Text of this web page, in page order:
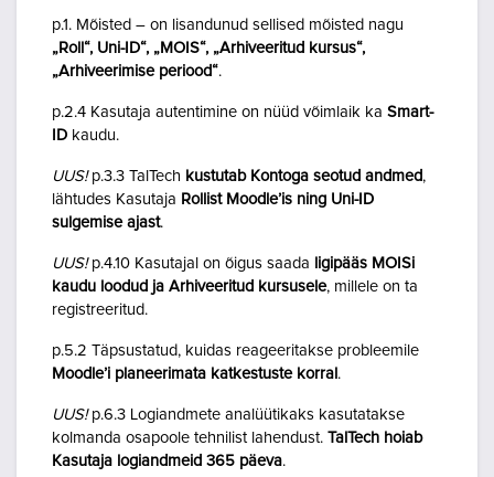
p.1. Mõisted – on lisandunud sellised mõisted nagu
„Roll“, Uni-ID“, „MOIS“, „Arhiveeritud kursus“,
„Arhiveerimise periood“.
p.2.4 Kasutaja autentimine on nüüd võimlaik ka Smart-
ID kaudu.
UUS!p.3.3 TalTech kustutab Kontoga seotud andmed,
lähtudes Kasutaja Rollist Moodle’is ning Uni-ID
sulgemise ajast.
UUS!p.4.10 Kasutajal on õigus saada ligipääs MOISi
kaudu loodud ja Arhiveeritud kursusele, millele on ta
registreeritud.
p.5.2 Täpsustatud, kuidas reageeritakse probleemile
Moodle’i planeerimata katkestuste korral .
UUS!p.6.3 Logiandmete analüütikaks kasutatakse
kolmanda osapoole tehnilist lahendust. TalTech hoiab
Kasutaja logiandmeid 365 päeva.